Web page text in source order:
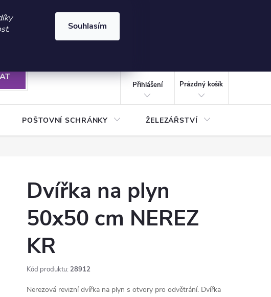
⏰ | Kód: LÉTO2026
Souhlasím
Přihlášení
KOŠÍK
Prázdný košík
POŠTOVNÍ SCHRÁNKY ŽELEZÁŘSTVÍ
Dvířka na plyn
50x50 cm NEREZ
KR
Kód produktu: 28912
Nerezová revizní dvířka na plyn s otvory pro odvětrání. Dvířka